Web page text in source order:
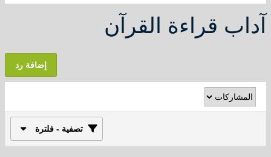
آداب قراءة القرآن
إضافة رد
تصفية - فلترة